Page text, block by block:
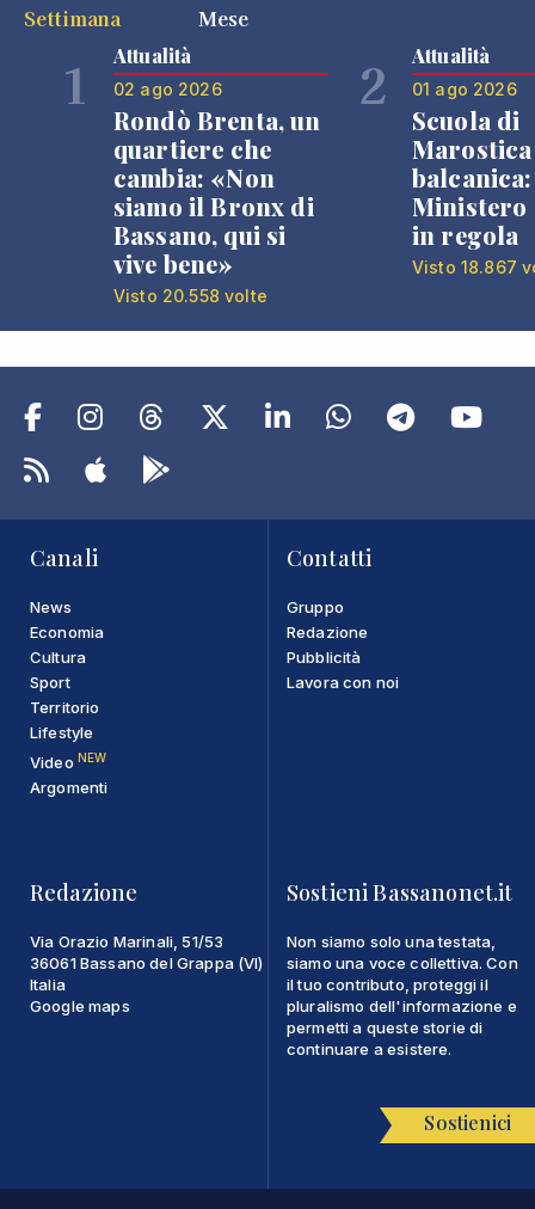
Settimana
Mese
1 Attualità
02 ago 2026
Rondò Brenta, un
quartiere che
cambia: «Non
siamo il Bronx di
Bassano, qui si
vive bene»
Visto 20.558 volte
2 Attualità
01 ago 2026
Scuola di
Ministero
in regola
Visto 18.867
Canali
News
Economia
Cultura
Sport
Territorio
Lifestyle
Video NEW
Argomenti
Contatti
Gruppo
Redazione
Pubblicità
Lavora con noi
Redazione
Via Orazio Marinali, 51/53
36061 Bassano del Grappa (VI)
Italia
Google maps
Sostieni Bassanonet.it
Non siamo solo una testata,
siamo una voce collettiva. Con
il tuo contributo, proteggi il
pluralismo dell'informazione e
permetti a queste storie di
continuare a esistere.
Sostienici